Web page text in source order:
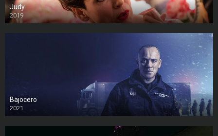
Judy
2019
Bajocero
2021